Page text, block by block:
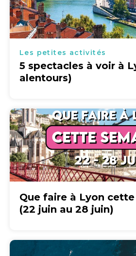
Les petites activités
5 spectacles à voir à
alentours)
Que faire à Lyon
(22 juin au 28 juin)